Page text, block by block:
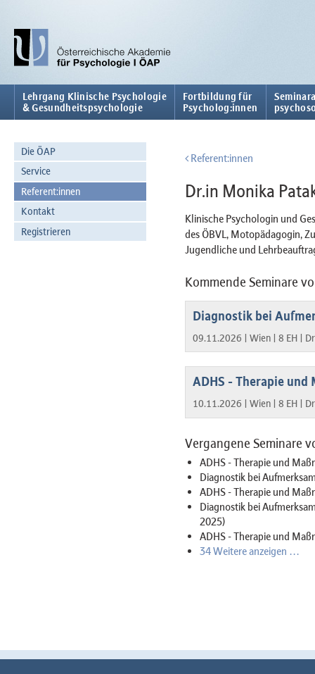
Lehrgang Klinische Psychologie
& Gesundheitspsychologie
Fortbildung für
Psycholog:innen
Die ÖAP
Service
Referent:innen
Kontakt
Registrieren
Referent:innen
Dr.in Monika
Klinische Psychologin und
des ÖBVL, Motopädagogin,
Jugendliche und
Kommende Seminare
Diagnostik bei
09.11.2026 | Wien | 8 EH |
ADHS - Therapie und
10.11.2026 | Wien | 8 EH |
Vergangene Seminare
ADHS - Therapie und
Diagnostik bei
ADHS - Therapie und
Diagnostik bei
2025)
ADHS - Therapie und
34 Weitere anzeigen …